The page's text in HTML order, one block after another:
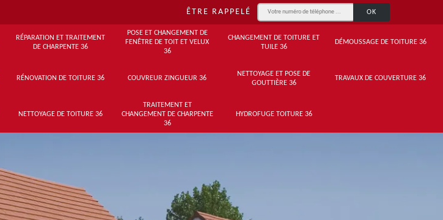
ÊTRE RAPPELÉ
RÉPARATION ET TRAITEMENT
DE CHARPENTE 36
POSE ET CHANGEMENT DE
FENÊTRE DE TOIT ET VELUX
36
CHANGEMENT DE TOITURE ET
TUILE 36
DÉMOUSSAGE DE TOITURE 36
RÉNOVATION DE TOITURE 36 COUVREUR ZINGUEUR 36
NETTOYAGE ET POSE DE
GOUTTIÈRE 36
TRAVAUX DE COUVERTURE 36
NETTOYAGE DE TOITURE 36
TRAITEMENT ET
CHANGEMENT DE CHARPENTE
36
HYDROFUGE TOITURE 36